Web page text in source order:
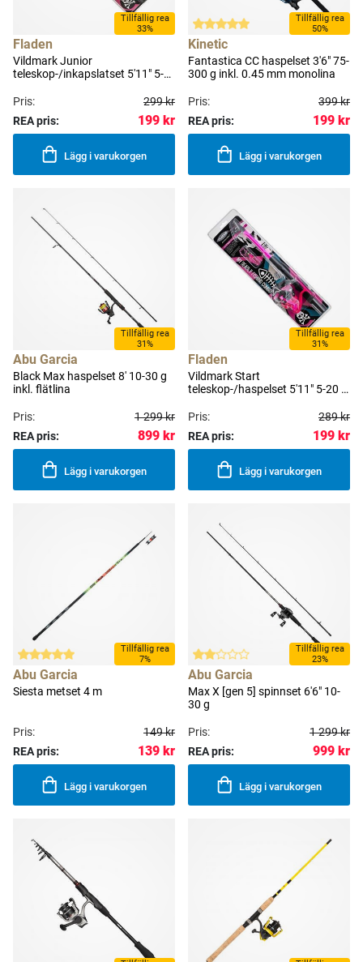
Tillfällig rea
33%
Fladen
Vildmark Junior
teleskop-/inkapslatset 5'11" 5-
nylonlina
Pris:
299 kr
REA pris:
199 kr
Lägg i varukorgen
Tillfällig rea
50%
Kinetic
Fantastica CC haspelset 3'6" 75-
300 g inkl. 0.45 mm monolina
Pris:
399 kr
REA pris:
199 kr
Lägg i varukorgen
Tillfällig rea
31%
Abu Garcia
Black Max haspelset 8' 10-30 g
inkl. flätlina
Pris:
1 299 kr
REA pris:
899 kr
Lägg i varukorgen
Tillfällig rea
31%
Fladen
Vildmark Start
teleskop-/haspelset 5'11" 5-20 g
Pris:
289 kr
REA pris:
199 kr
Lägg i varukorgen
Tillfällig rea
7%
Abu Garcia
Siesta metset 4 m
Pris:
149 kr
REA pris:
139 kr
Lägg i varukorgen
Tillfällig rea
23%
Abu Garcia
Max X [gen 5] spinnset 6'6" 10-
30 g
Pris:
1 299 kr
REA pris:
999 kr
Lägg i varukorgen